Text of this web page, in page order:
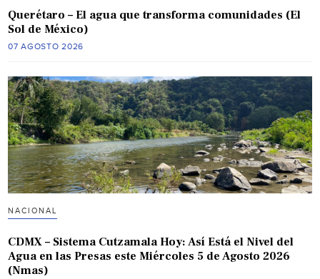
Querétaro – El agua que transforma comunidades (El
Sol de México)
07 AGOSTO 2026
NACIONAL
CDMX – Sistema Cutzamala Hoy: Así Está el Nivel del
Agua en las Presas este Miércoles 5 de Agosto 2026
(Nmas)